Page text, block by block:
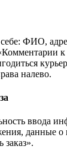
ФИО,
к
налево.
ввода
данные о